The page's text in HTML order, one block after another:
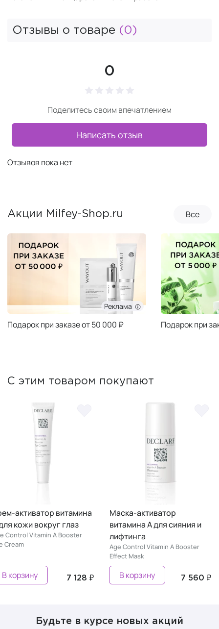
Отзывы о товаре (0)
0
Поделитесь своим впечатлением
Написать отзыв
Отзывов пока нет
Акции Milfey-Shop.ru Все
Реклама
Подарок при заказе от 50 000 ₽ Подарок при
С этим товаром покупают
активатор витамина
кожи вокруг глаз
Control Vitamin A Booster
Cream
7 128 ₽
В корзину
Маска-активатор
витамина А для сияния и
лифтинга
Age Control Vitamin A Booster
Effect Mask
7 560 ₽
В корзину
Будьте в курсе новых акций